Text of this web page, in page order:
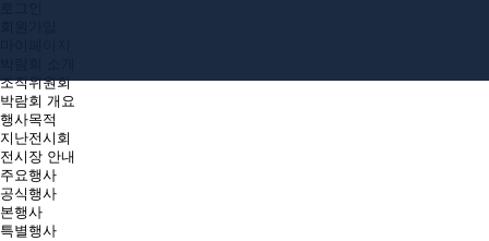
조직위원회
박람회 개요
행사목적
지난전시회
전시장 안내
주요행사
공식행사
본행사
특별행사